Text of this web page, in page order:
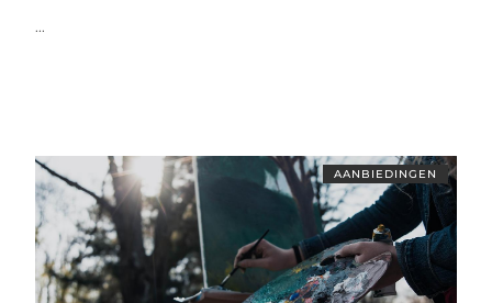
...
AANBIEDINGEN